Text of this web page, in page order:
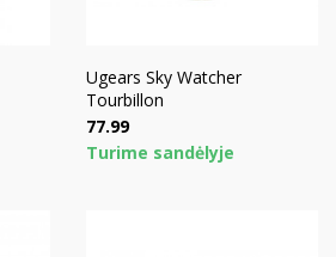
Ugears Sky Watcher
Tourbillon
Price
77.99
Turime sandėlyje